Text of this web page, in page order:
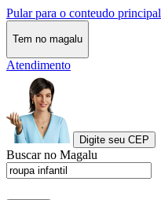
Pular para o conteudo principal
Tem no magalu
Atendimento
Digite seu CEP
Buscar no Magalu